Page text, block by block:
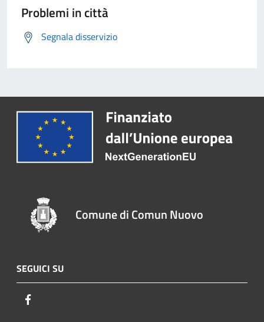
Problemi in città
Segnala disservizio
Comune di Comun Nuovo
SEGUICI SU